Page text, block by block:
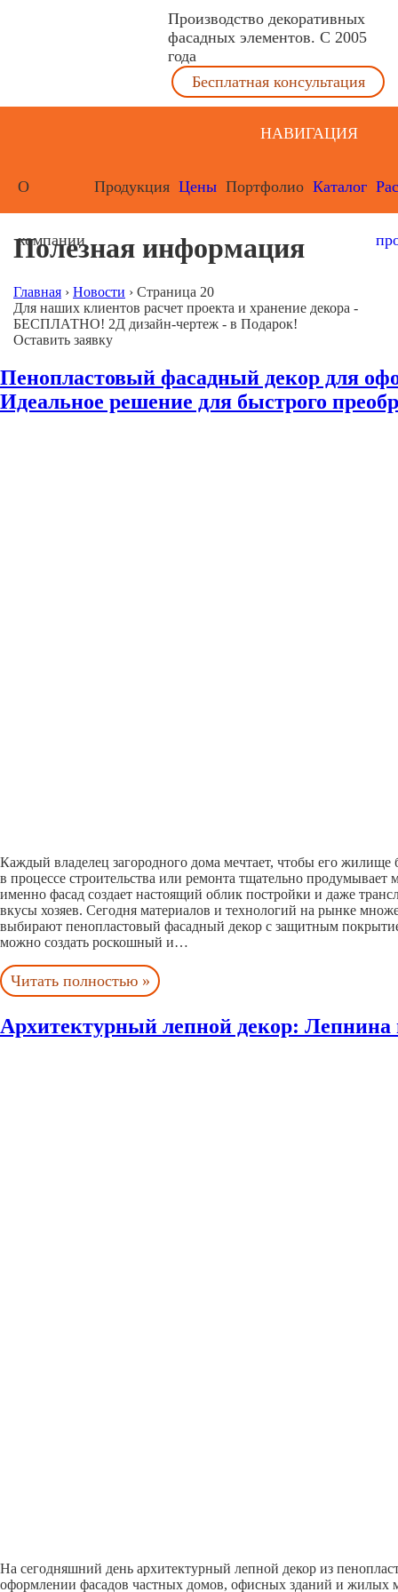
Производство декоративных
фасадных элементов. С 2005
года
Бесплатная консультация
НАВИГАЦИЯ
О
компании
Продукция Цены Портфолио Каталог
Полезная информация
Главная › Новости › Страница 20
Для наших клиентов расчет проекта и хранение декора -
БЕСПЛАТНО! 2Д дизайн-чертеж - в Подарок!
Оставить заявку
Пенопластовый фасадный декор для
Идеальное решение для быстрого
Каждый владелец загородного дома мечтает, чтобы его
в процессе строительства или ремонта тщательно продумывает
именно фасад создает настоящий облик постройки и даже
вкусы хозяев. Сегодня материалов и технологий на рынке
выбирают пенопластовый фасадный декор с защитным
можно создать роскошный и…
Читать полностью »
Архитектурный лепной декор: Лепнина
На сегодняшний день архитектурный лепной декор из
оформлении фасадов частных домов, офисных зданий и жилых